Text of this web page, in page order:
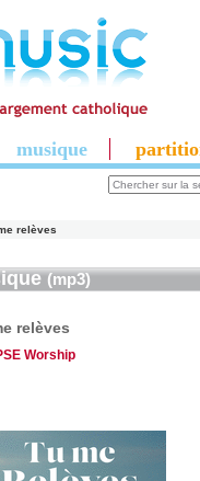
musique
relèves
(mp3)
relèves
Worship